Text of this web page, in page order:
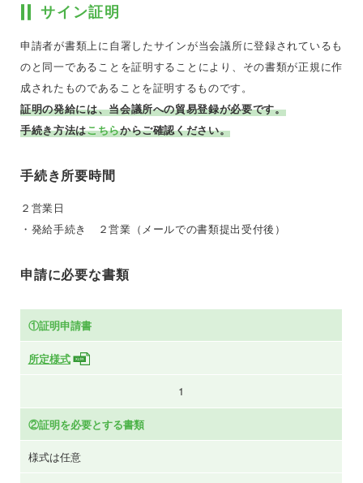
サイン証明
申請者が書類上に自署したサインが当会議所に登録されているも
のと同一であることを証明することにより、その書類が正規に作
成されたものであることを証明するものです。
証明の発給には、当会議所への貿易登録が必要です。
手続き方法はこちらからご確認ください。
手続き所要時間
２営業日
・発給手続き ２営業（メールでの書類提出受付後）
申請に必要な書類
①証明申請書
所定様式
1
②証明を必要とする書類
様式は任意